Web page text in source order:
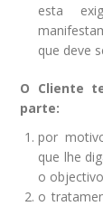
esta
que deve
O Cliente
parte:
por
que lhe
o
o